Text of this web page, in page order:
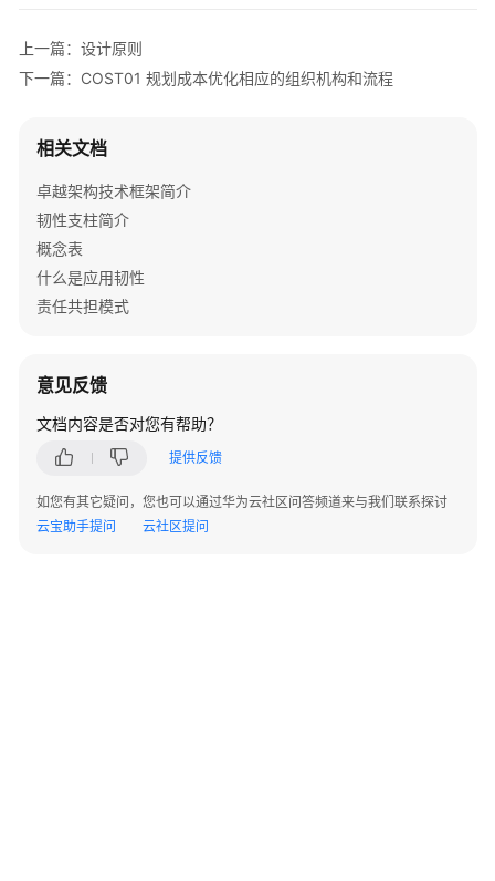
柱
介
基
础
概
念
计
原
问
和
项
上一篇：设计原则
下一篇：COST01 规划成本优化相应的组织机构和流程
相关文档
卓越架构技术框架简介
韧性支柱简介
概念表
什么是应用韧性
责任共担模式
意见反馈
文档内容是否对您有帮助？
提供反馈
如您有其它疑问，您也可以通过华为云社区问答频道来与我们联系探讨
云宝助手提问
云社区提问